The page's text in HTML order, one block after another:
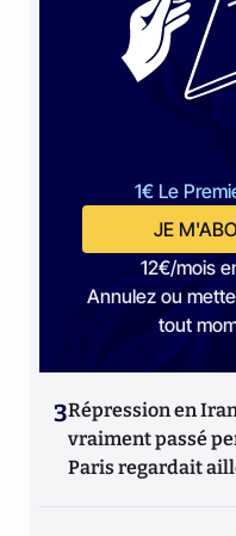
1€ Le
JE
12€/mois
Annulez ou
tout
3Répression en
vraiment passé
Paris regardait